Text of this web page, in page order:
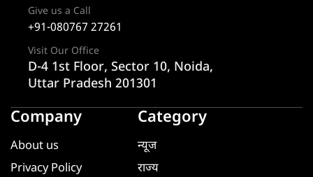
Give us a Call
+91-080767 27261
Visit Our Office
D-4 1st Floor, Sector 10, Noida,
Uttar Pradesh 201301
Company
About us
Privacy Policy
Category
न्यूज
राज्य